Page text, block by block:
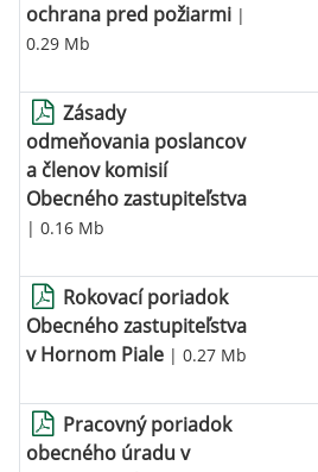
ochrana pred požiarmi |
0.29 Mb
Zásady
odmeňovania poslancov
a členov komisií
Obecného zastupiteľstva
| 0.16 Mb
Rokovací poriadok
Obecného zastupiteľstva
v Hornom Piale | 0.27 Mb
Pracovný poriadok
obecného úradu v